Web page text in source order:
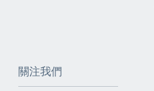
關注我們